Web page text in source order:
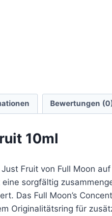
Bewertungen
10ml
Fruit von Full Moon
sorgfältig
Das Full Moon’s
Originalitätsring für